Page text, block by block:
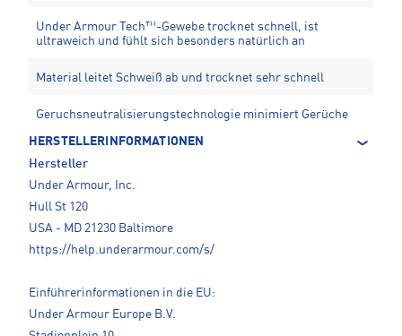
Under Armour Tech™-Gewebe trocknet schnell, ist
ultraweich und fühlt sich besonders natürlich an
Material leitet Schweiß ab und trocknet sehr schnell
Geruchsneutralisierungstechnologie minimiert Gerüche
HERSTELLERINFORMATIONEN
Hersteller
Under Armour, Inc.
Hull St 120
USA - MD 21230 Baltimore
https://help.underarmour.com/s/
Einführerinformationen in die EU:
Under Armour Europe B.V.